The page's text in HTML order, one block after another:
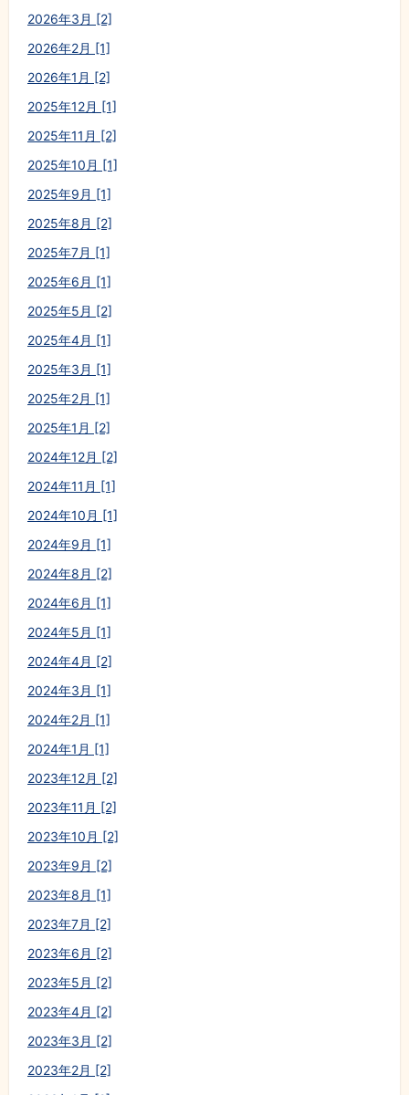
2026年3月 [2]
2026年2月 [1]
2026年1月 [2]
2025年12月 [1]
2025年11月 [2]
2025年10月 [1]
2025年9月 [1]
2025年8月 [2]
2025年7月 [1]
2025年6月 [1]
2025年5月 [2]
2025年4月 [1]
2025年3月 [1]
2025年2月 [1]
2025年1月 [2]
2024年12月 [2]
2024年11月 [1]
2024年10月 [1]
2024年9月 [1]
2024年8月 [2]
2024年6月 [1]
2024年5月 [1]
2024年4月 [2]
2024年3月 [1]
2024年2月 [1]
2024年1月 [1]
2023年12月 [2]
2023年11月 [2]
2023年10月 [2]
2023年9月 [2]
2023年8月 [1]
2023年7月 [2]
2023年6月 [2]
2023年5月 [2]
2023年4月 [2]
2023年3月 [2]
2023年2月 [2]